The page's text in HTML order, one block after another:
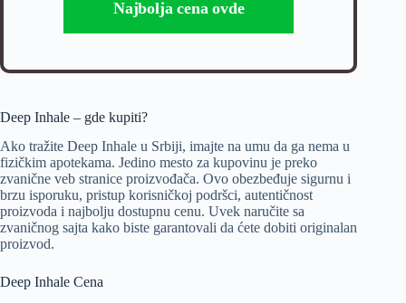
Najbolja cena ovde
Deep Inhale – gde kupiti?
Ako tražite Deep Inhale u Srbiji, imajte na umu da ga nema u
fizičkim apotekama. Jedino mesto za kupovinu je preko
zvanične veb stranice proizvođača. Ovo obezbeđuje sigurnu i
brzu isporuku, pristup korisničkoj podršci, autentičnost
proizvoda i najbolju dostupnu cenu. Uvek naručite sa
zvaničnog sajta kako biste garantovali da ćete dobiti originalan
proizvod.
Deep Inhale Cena